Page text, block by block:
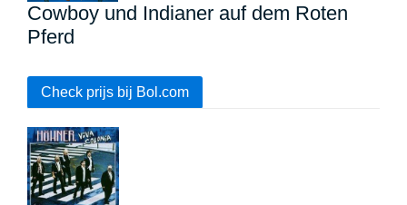
Cowboy und Indianer auf dem Roten
Pferd
Check prijs bij Bol.com